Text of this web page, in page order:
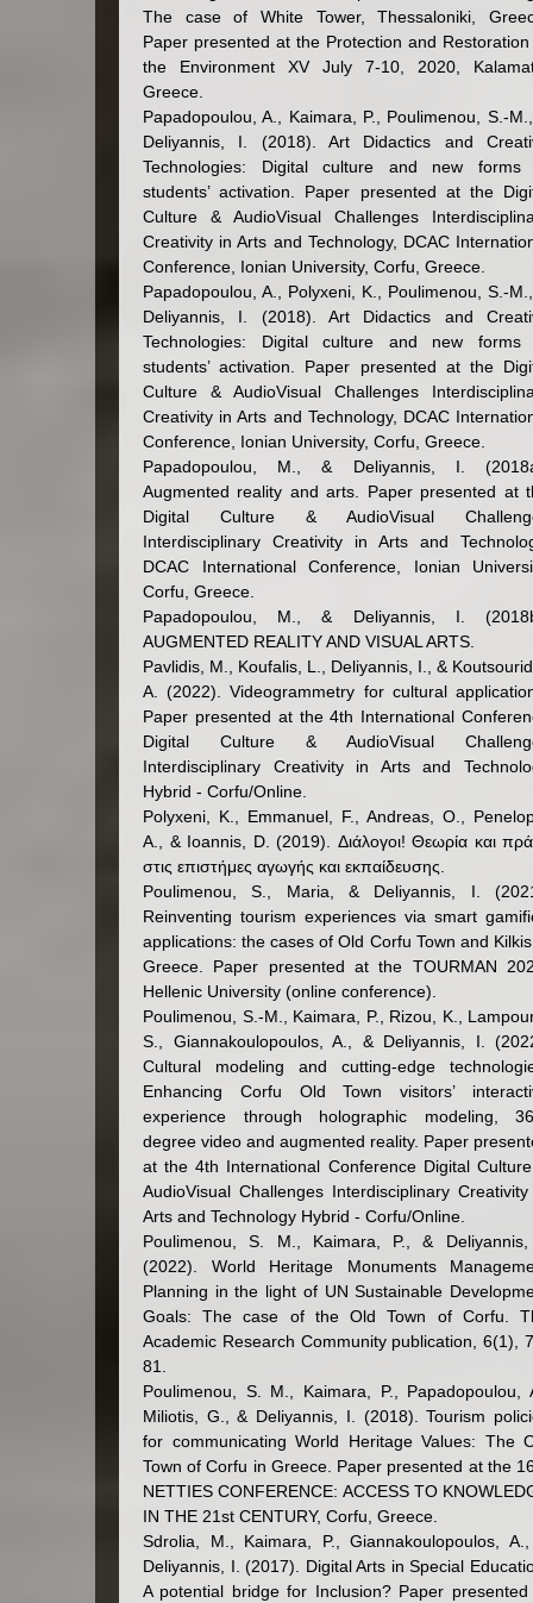
The case of White Tower, Thessaloniki,
Paper presented at the Protection and
the Environment XV July 7-10, 2020,
Greece.
Papadopoulou, A., Kaimara, P., Poulimenou, S.-
Deliyannis, I. (2018). Art Didactics and
Technologies: Digital culture and new forms
students’ activation. Paper presented at the
Culture & AudioVisual Challenges
Creativity in Arts and Technology, DCAC
Conference, Ionian University, Corfu, Greece.
Papadopoulou, A., Polyxeni, K., Poulimenou, S.-
Deliyannis, I. (2018). Art Didactics and
Technologies: Digital culture and new forms
students’ activation. Paper presented at the
Culture & AudioVisual Challenges
Creativity in Arts and Technology, DCAC
Conference, Ionian University, Corfu, Greece.
Papadopoulou, M., & Deliyannis, I.
Augmented reality and arts. Paper presented at
Digital Culture & AudioVisual
Interdisciplinary Creativity in Arts and
DCAC International Conference, Ionian
Corfu, Greece.
Papadopoulou, M., & Deliyannis, I.
AUGMENTED REALITY AND VISUAL ARTS.
Pavlidis, M., Koufalis, L., Deliyannis, I., &
A. (2022). Videogrammetry for cultural
Paper presented at the 4th International
Digital Culture & AudioVisual
Interdisciplinary Creativity in Arts and
Hybrid - Corfu/Online.
Polyxeni, K., Emmanuel, F., Andreas, O.,
A., & Ioannis, D. (2019). Διάλογοι! Θεωρία και
στις επιστήμες αγωγής και εκπαίδευσης.
Poulimenou, S., Maria, & Deliyannis, I.
Reinventing tourism experiences via smart
applications: the cases of Old Corfu Town and
Greece. Paper presented at the TOURMAN
Hellenic University (online conference).
Poulimenou, S.-M., Kaimara, P., Rizou, K.,
S., Giannakoulopoulos, A., & Deliyannis, I.
Cultural modeling and cutting-edge
Enhancing Corfu Old Town visitors’
experience through holographic modeling,
degree video and augmented reality. Paper
at the 4th International Conference Digital
AudioVisual Challenges Interdisciplinary
Arts and Technology Hybrid - Corfu/Online.
Poulimenou, S. M., Kaimara, P., &
(2022). World Heritage Monuments
Planning in the light of UN Sustainable
Goals: The case of the Old Town of Corfu.
Academic Research Community publication, 6(1),
81.
Poulimenou, S. M., Kaimara, P., Papadopoulou,
Miliotis, G., & Deliyannis, I. (2018). Tourism
for communicating World Heritage Values: The
Town of Corfu in Greece. Paper presented at the
NETTIES CONFERENCE: ACCESS TO
IN THE 21st CENTURY, Corfu, Greece.
Sdrolia, M., Kaimara, P., Giannakoulopoulos,
Deliyannis, I. (2017). Digital Arts in Special
A potential bridge for Inclusion? Paper presented